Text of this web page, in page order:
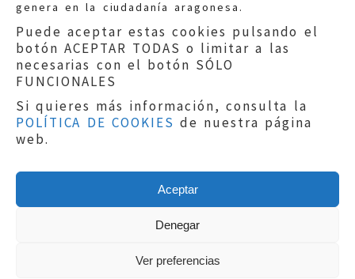
genera en la ciudadanía aragonesa.
Puede aceptar estas cookies pulsando el
botón ACEPTAR TODAS o limitar a las
necesarias con el botón SÓLO
FUNCIONALES
Si quieres más información, consulta la
POLÍTICA DE COOKIES de nuestra página
web.
Aceptar
Denegar
Ver preferencias
Teléfonos:900 210 210/
Aviso legal|Política de privacidad|
Protección de Datos
Política de cookies
Copyright © 2019El Justicia de Aragón|
Sephor Consulting